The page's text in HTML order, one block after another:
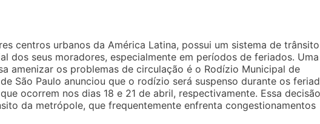
centros urbanos da América Latina, possui um sistema de trânsito
dos seus moradores, especialmente em períodos de feriados. Uma
amenizar os problemas de circulação é o Rodízio Municipal de
São Paulo anunciou que o rodízio será suspenso durante os
ocorrem nos dias 18 e 21 de abril, respectivamente. Essa decisão
da metrópole, que frequentemente enfrenta congestionamentos